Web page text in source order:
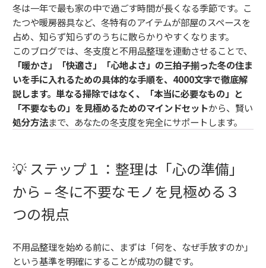
冬は一年で最も家の中で過ごす時間が長くなる季節です。こ
たつや暖房器具など、冬特有のアイテムが部屋のスペースを
占め、知らず知らずのうちに散らかりやすくなります。
このブログでは、冬支度と不用品整理を連動させることで、
「暖かさ」「快適さ」「心地よさ」の三拍子揃った冬の住ま
いを手に入れるための具体的な手順を、4000文字で徹底解
説します。単なる掃除ではなく、「本当に必要なもの」と
「不要なもの」を見極めるためのマインドセットから、賢い
処分方法まで、あなたの冬支度を完全にサポートします。
💡 ステップ１：整理は「心の準備」
から – 冬に不要なモノを見極める３
つの視点
不用品整理を始める前に、まずは「何を、なぜ手放すのか」
という基準を明確にすることが成功の鍵です。